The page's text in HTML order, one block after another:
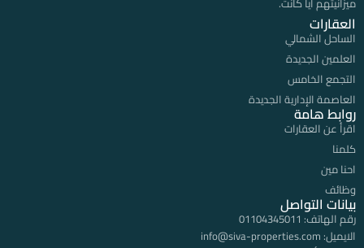
العقارات
الساحل الشمالي
العلمين الجديدة
التجمع الخامس
العاصمة الإدارية الجديدة
روابط هامة
اقرأ عن العقارات
كلمنا
احنا مين
وظائف
بيانات التواصل
رقم الهاتف: 01104345011
الايميل: info@siva-properties.com